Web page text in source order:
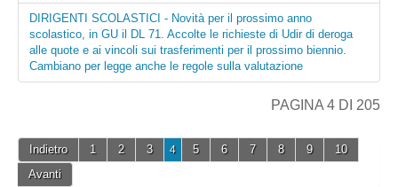
DIRIGENTI SCOLASTICI - Novità per il prossimo anno
scolastico, in GU il DL 71. Accolte le richieste di Udir di deroga
alle quote e ai vincoli sui trasferimenti per il prossimo biennio.
Cambiano per legge anche le regole sulla valutazione
PAGINA 4 DI 205
Indietro 1 2 3 4 5 6 7 8 9
10
Avanti